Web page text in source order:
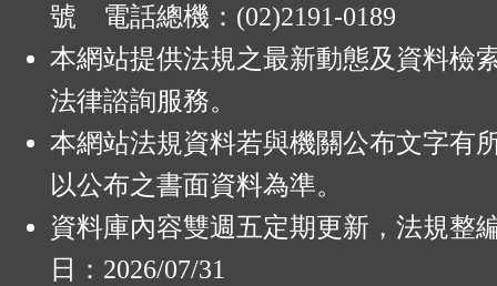
號 電話總機：(02)2191-0189
本網站提供法規之最新動態及資料檢
法律諮詢服務。
本網站法規資料若與機關公布文字有
以公布之書面資料為準。
資料庫內容雙週五定期更新，法規整
日：2026/07/31